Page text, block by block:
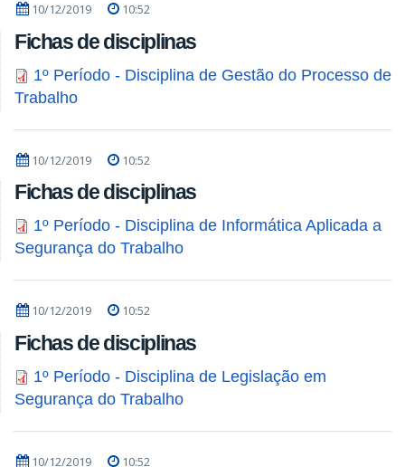
10/12/2019 10:52
Fichas de disciplinas
1º Período - Disciplina de Gestão do Processo de
Trabalho
10/12/2019 10:52
Fichas de disciplinas
1º Período - Disciplina de Informática Aplicada a
Segurança do Trabalho
10/12/2019 10:52
Fichas de disciplinas
1º Período - Disciplina de Legislação em
Segurança do Trabalho
10/12/2019 10:52